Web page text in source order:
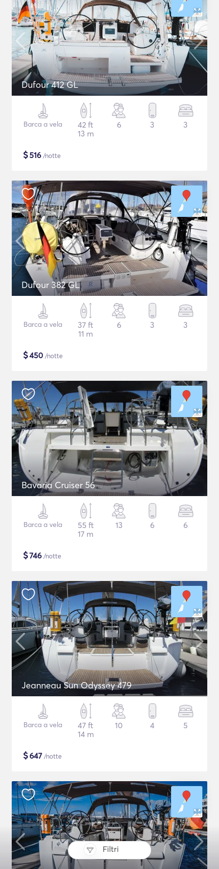
Filtri
Dufour 412 GL
Barca a vela
42 ft
13 m
6 3 3
$516 /notte
Dufour 382 GL
Barca a vela
37 ft
11 m
6 3 3
$450 /notte
Bavaria Cruiser 56
Barca a vela
55 ft
17 m
13 6 6
$746 /notte
Jeanneau Sun Odyssey 479
Barca a vela
47 ft
14 m
10 4 5
$647 /notte